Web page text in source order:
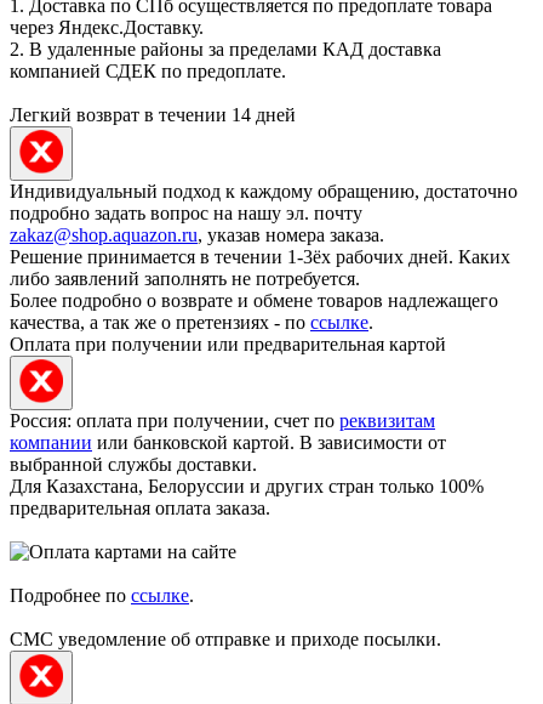
1. Доставка по СПб осуществляется по предоплате товара
через Яндекс.Доставку.
2. В удаленные районы за пределами КАД доставка
компанией СДЕК по предоплате.
Легкий возврат в течении 14 дней
Индивидуальный подход к каждому обращению, достаточно
подробно задать вопрос на нашу эл. почту
zakaz@shop.aquazon.ru, указав номера заказа.
Решение принимается в течении 1-3ёх рабочих дней. Каких
либо заявлений заполнять не потребуется.
Более подробно о возврате и обмене товаров надлежащего
качества, а так же о претензиях - по ссылке.
Оплата при получении или предварительная картой
Россия: оплата при получении, счет по реквизитам
компании или банковской картой. В зависимости от
выбранной службы доставки.
Для Казахстана, Белоруссии и других стран только 100%
предварительная оплата заказа.
Подробнее по ссылке.
СМС уведомление об отправке и приходе посылки.